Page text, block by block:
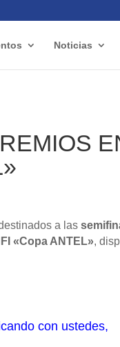
Noticias
a las
«Copa ANTEL»,
con ustedes,